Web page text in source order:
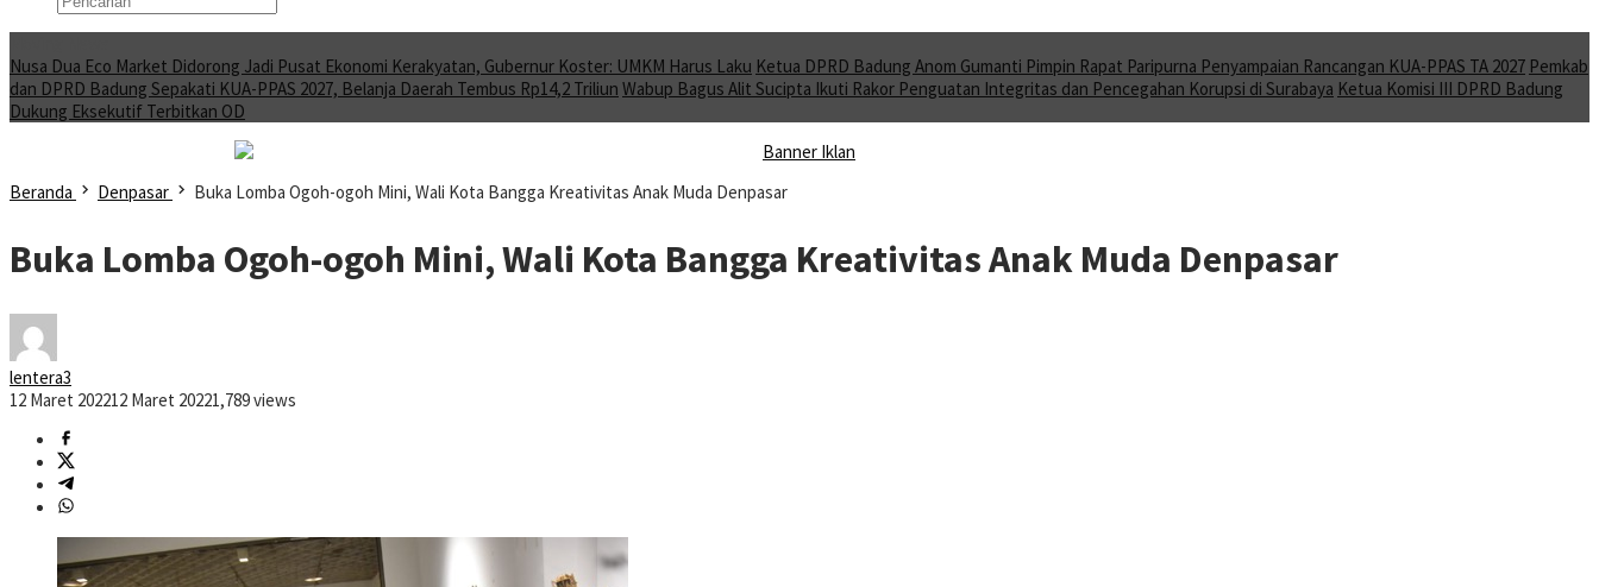
Nusa Dua Eco Market Didorong Jadi Pusat Ekonomi Kerakyatan, Gubernur Koster: UMKM Harus Laku Ketua DPRD Badung Anom Gumanti Pimpin Rapat Paripurna Penyampaian Rancangan KUA-PPAS TA 2027 Pemkab
dan DPRD Badung Sepakati KUA-PPAS 2027, Belanja Daerah Tembus Rp14,2 Triliun Wabup Bagus Alit Sucipta Ikuti Rakor Penguatan Integritas dan Pencegahan Korupsi di Surabaya Ketua Komisi III DPRD Badung
Dukung Eksekutif Terbitkan OD
Beranda Denpasar Buka Lomba Ogoh-ogoh Mini, Wali Kota Bangga Kreativitas Anak Muda Denpasar
Buka Lomba Ogoh-ogoh Mini, Wali Kota Bangga Kreativitas Anak Muda Denpasar
lentera3
12 Maret 202212 Maret 20221,789 views